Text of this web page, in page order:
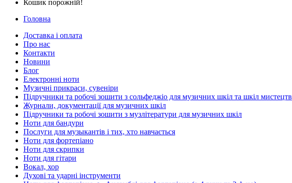
Кошик порожній!
Головна
Доставка і оплата
Про нас
Контакти
Новини
Блог
Електронні ноти
Музичні прикраси, сувеніри
Підручники та робочі зошити з сольфеджіо для музичних шкіл та шкіл мистецтв
Журнали, документації для музичних шкіл
Підручники та робочі зошити з музлітератури для музичних шкіл
Ноти для бандури
Послуги для музыкантів і тих, хто навчається
Ноти для фортепіано
Ноти для скрипки
Ноти для гітари
Вокал, хор
Духові та ударні інструменти